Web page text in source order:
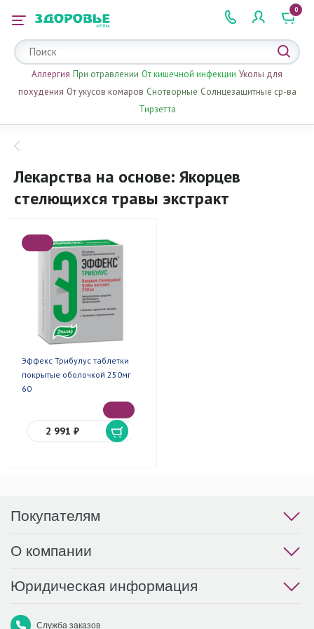
2 505 505
0
Аллергия При отравлении От кишечной инфекции Уколы для
похудения От укусов комаров Снотворные Солнцезащитные ср-ва
Тирзетта
Лекарства на основе: Якорцев
стелющихся травы экстракт
Эффекс Трибулус таблетки
покрытые оболочкой 250мг
60
2 991 ₽
Покупателям
О компании
Юридическая информация
Служба заказов